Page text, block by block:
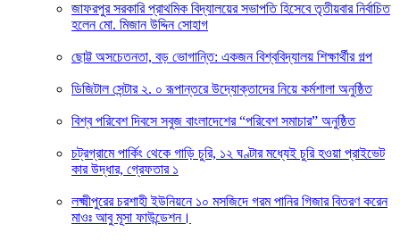
জাফরপুর সরকারি প্রাথমিক বিদ্যালয়ের সভাপতি হিসেবে তৃতীয়বার নির্বাচিত
হলেন মো. মিজান উদ্দিন সোহাগ
ছোট্ট অসচেতনতা, বড় ভোগান্তি: একজন বিশ্ববিদ্যালয় শিক্ষার্থীর গল্প
ডিজিটাল সেন্টার ২. ০ রূপান্তরে উদ্যোক্তাদের নিয়ে কর্মশালা অনুষ্ঠিত
বিশ্ব পরিবেশ দিবসে সবুজ বাংলাদেশের “পরিবেশ সমাচার” অনুষ্ঠিত
চট্রগ্রামে পার্কিং থেকে গাড়ি চুরি, ১২ ঘণ্টার মধ্যেই চুরি হওয়া প্রাইভেট
কার উদ্ধার, গ্রেফতার ১
লক্ষ্মীপুরের চরশাহী ইউনিয়নে ১০ মসজিদে গরম পানির গিজার বিতরণ করেন
মাওঃ আবু মূসা ফাউন্ডেশন।